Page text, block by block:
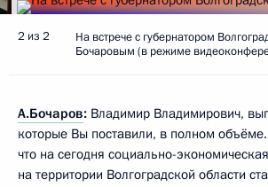
2 из 2
На встрече с губернатором
Бочаровым (в режиме
А.Бочаров: Владимир Владимирович,
которые Вы поставили, в полном
что на сегодня социально-
на территории Волгоградской области